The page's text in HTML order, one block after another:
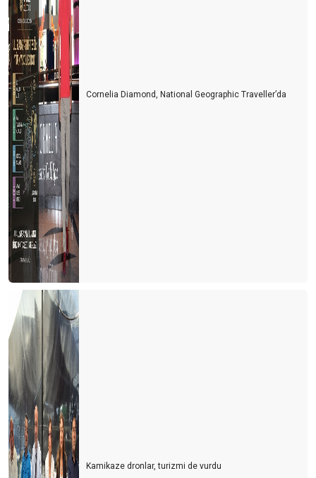
Cornelia Diamond, National Geographic Traveller’da
Kamikaze dronlar, turizmi de vurdu